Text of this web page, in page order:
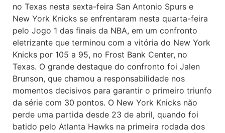
no Texas nesta sexta-feira San Antonio Spurs e
New York Knicks se enfrentaram nesta quarta-feira
pelo Jogo 1 das finais da NBA, em um confronto
eletrizante que terminou com a vitória do New York
Knicks por 105 a 95, no Frost Bank Center, no
Texas. O grande destaque do confronto foi Jalen
Brunson, que chamou a responsabilidade nos
momentos decisivos para garantir o primeiro triunfo
da série com 30 pontos. O New York Knicks não
perde uma partida desde 23 de abril, quando foi
batido pelo Atlanta Hawks na primeira rodada dos